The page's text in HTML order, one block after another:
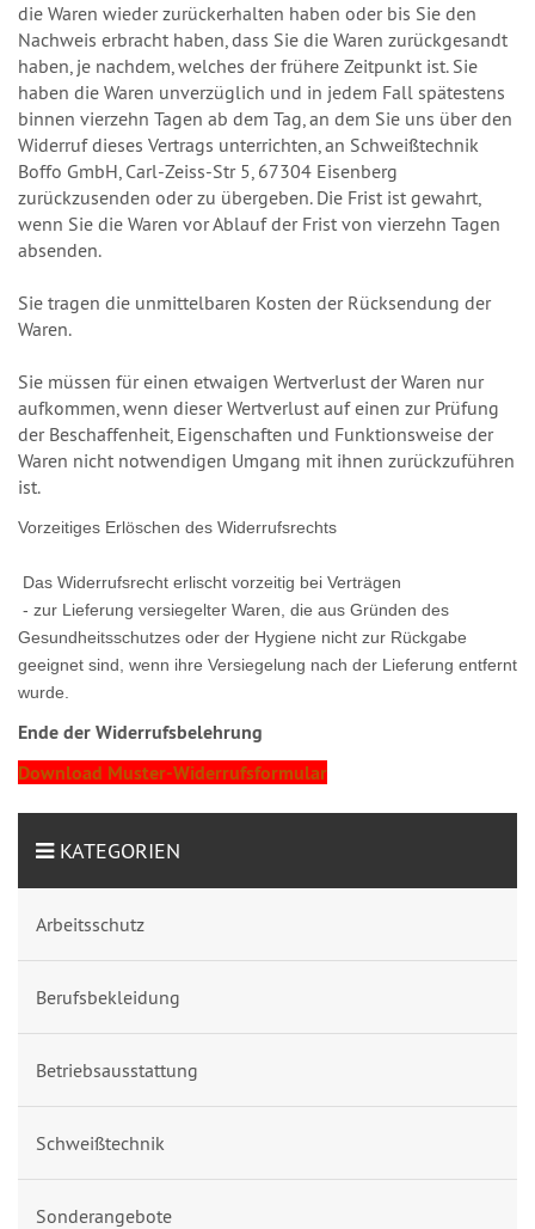
die Waren wieder zurückerhalten haben oder bis Sie den
Nachweis erbracht haben, dass Sie die Waren zurückgesandt
haben, je nachdem, welches der frühere Zeitpunkt ist. Sie
haben die Waren unverzüglich und in jedem Fall spätestens
binnen vierzehn Tagen ab dem Tag, an dem Sie uns über den
Widerruf dieses Vertrags unterrichten, an Schweißtechnik
Boffo GmbH, Carl-Zeiss-Str 5, 67304 Eisenberg
zurückzusenden oder zu übergeben. Die Frist ist gewahrt,
wenn Sie die Waren vor Ablauf der Frist von vierzehn Tagen
absenden.
Sie tragen die unmittelbaren Kosten der Rücksendung der
Waren.
Sie müssen für einen etwaigen Wertverlust der Waren nur
aufkommen, wenn dieser Wertverlust auf einen zur Prüfung
der Beschaffenheit, Eigenschaften und Funktionsweise der
Waren nicht notwendigen Umgang mit ihnen zurückzuführen
ist.
Vorzeitiges Erlöschen des Widerrufsrechts
Das Widerrufsrecht erlischt vorzeitig bei Verträgen
- zur Lieferung versiegelter Waren, die aus Gründen des
Gesundheitsschutzes oder der Hygiene nicht zur Rückgabe
geeignet sind, wenn ihre Versiegelung nach der Lieferung entfernt
wurde.
Ende der Widerrufsbelehrung
Download Muster-Widerrufsformular
KATEGORIEN
Arbeitsschutz
Berufsbekleidung
Betriebsausstattung
Schweißtechnik
Sonderangebote